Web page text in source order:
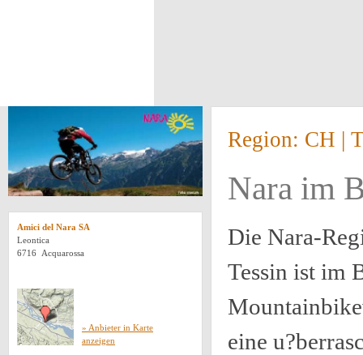
Amici del Nara SA
Leontica
6716 Acquarossa
» Anbieter in Karte
anzeigen
Region: CH
Nara im
Die Nara-
Tessin ist im
eine